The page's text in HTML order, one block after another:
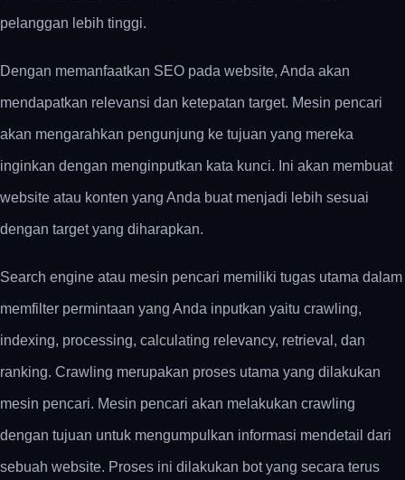
pelanggan lebih tinggi.
Dengan memanfaatkan SEO pada website, Anda akan
mendapatkan relevansi dan ketepatan target. Mesin pencari
akan mengarahkan pengunjung ke tujuan yang mereka
inginkan dengan menginputkan kata kunci. Ini akan membuat
website atau konten yang Anda buat menjadi lebih sesuai
dengan target yang diharapkan.
Search engine atau mesin pencari memiliki tugas utama dalam
memfilter permintaan yang Anda inputkan yaitu crawling,
indexing, processing, calculating relevancy, retrieval, dan
ranking. Crawling merupakan proses utama yang dilakukan
mesin pencari. Mesin pencari akan melakukan crawling
dengan tujuan untuk mengumpulkan informasi mendetail dari
sebuah website. Proses ini dilakukan bot yang secara terus